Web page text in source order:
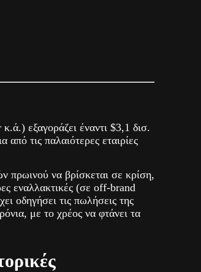
εξαγοράζει έναντι $3,1 δισ.
τις παλαιότερες εταιρίες
πρωινού να βρίσκεται σε κρίση,
εναλλακτικές (σε off-brand
οδηγήσει τις πωλήσεις της
με το χρέος να φτάνει τα